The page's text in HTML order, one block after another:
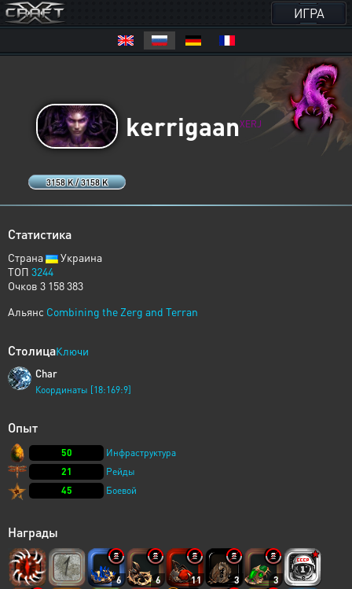
ИГРА
3158 K / 3158 K
kerrigaanXERJ
Статистика
Страна
Украина
ТОП 3244
Очков 3 158 383
Альянс Combining the Zerg and Terran
СтолицаКлючи
Char
Координаты [18:169:9]
Опыт
50
Инфраструктура
21
Рейды
45
Боевой
Награды
6 6 11 3 3